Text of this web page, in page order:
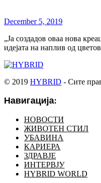
December 5, 2019
„Ја создадов оваа нова
идејата на наплив од
© 2019 HYBRID - Сите
Навигација:
НОВОСТИ
ЖИВОТЕН СТИЛ
УБАВИНА
КАРИЕРА
ЗДРАВЈЕ
ИНТЕРВЈУ
HYBRID WORLD